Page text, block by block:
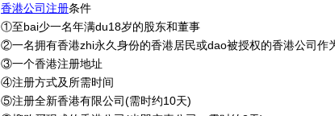
香港公司注册条件
①至bai少一名年满du18岁的股东和董事
②一名拥有香港zhi永久身份的香港居民或dao被授权的香港公司作
③一个香港注册地址
④注册方式及所需时间
⑤注册全新香港有限公司(需时约10天)